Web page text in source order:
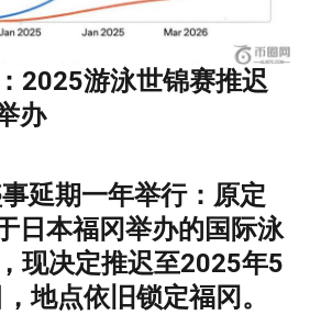
2025游泳世锦赛推迟
办
延期一年举行：原定
日本福冈举办的国际泳
现决定推迟至2025年5
地点依旧锁定福冈。